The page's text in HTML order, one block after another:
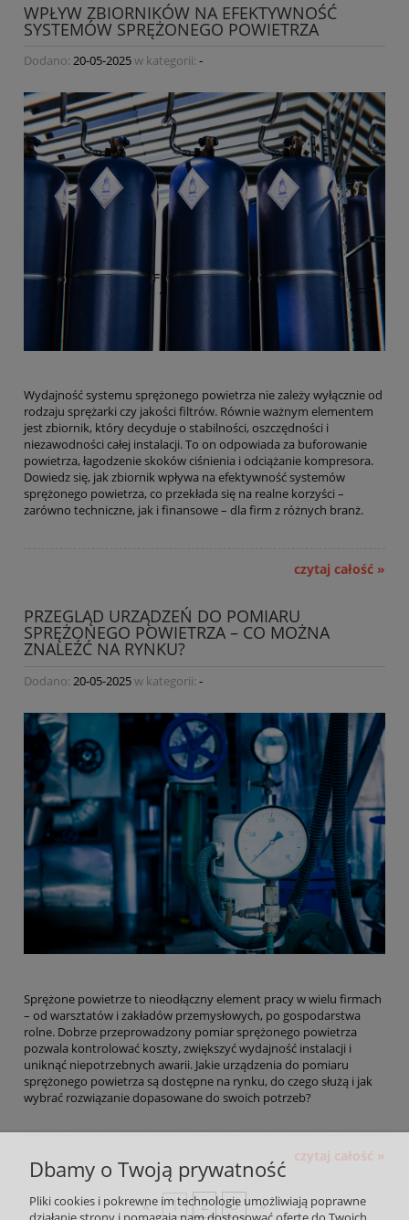
WPŁYW ZBIORNIKÓW NA EFEKTYWNOŚĆ
SYSTEMÓW SPRĘŻONEGO POWIETRZA
Dodano: 20-05-2025w kategorii: -
Wydajność systemu sprężonego powietrza nie zależy wyłącznie od
rodzaju sprężarki czy jakości filtrów. Równie ważnym elementem
jest zbiornik, który decyduje o stabilności, oszczędności i
niezawodności całej instalacji. To on odpowiada za buforowanie
powietrza, łagodzenie skoków ciśnienia i odciążanie kompresora.
Dowiedz się, jak zbiornik wpływa na efektywność systemów
sprężonego powietrza, co przekłada się na realne korzyści –
zarówno techniczne, jak i finansowe – dla firm z różnych branż.
czytaj całość »
PRZEGLĄD URZĄDZEŃ DO POMIARU
SPRĘŻONEGO POWIETRZA – CO MOŻNA
ZNALEŹĆ NA RYNKU?
Dodano: 20-05-2025w kategorii: -
Sprężone powietrze to nieodłączny element pracy w wielu firmach
– od warsztatów i zakładów przemysłowych, po gospodarstwa
rolne. Dobrze przeprowadzony pomiar sprężonego powietrza
pozwala kontrolować koszty, zwiększyć wydajność instalacji i
uniknąć niepotrzebnych awarii. Jakie urządzenia do pomiaru
sprężonego powietrza są dostępne na rynku, do czego służą i jak
wybrać rozwiązanie dopasowane do swoich potrzeb?
czytaj całość »
« 1 2 3 »
Dbamy o Twoją prywatność
Pliki cookies i pokrewne im technologie umożliwiają poprawne